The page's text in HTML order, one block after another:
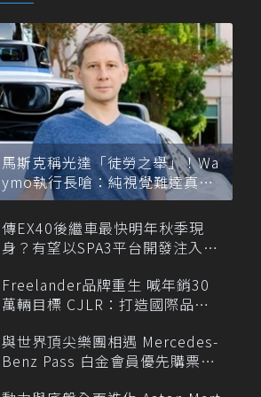
馬斯克稱光達「徒勞之舉」！Wa
ymo執行長嗆：純視覺難達真正
自動駕駛
傳EX40後繼車最快明年秋季現
身？有望以SPA3平台開發注入80
Freelander品牌重生 喊年銷30
萬輛目標 CJLR：打造國際品牌
與世界頂尖樂團相遇 Mercedes-
Benz Pass 白金會員優先購票維